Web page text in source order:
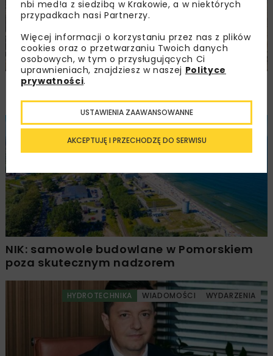
Trzuskawica wzmacnia pozycję na rynku
kruszyw poprzez połączenie z Tribag
BUDOWNICTWO WIADOMOŚCI WYDARZENIA
NIK: samowole budowlane w Pomorskiem
poza skutecznym nadzorem
HYDROTECHNIKA WIADOMOŚCI WYDARZENIA
nbi med!a z siedzibą w Krakowie, a w niektórych
przypadkach nasi Partnerzy.
Więcej informacji o korzystaniu przez nas z plików
cookies oraz o przetwarzaniu Twoich danych
osobowych, w tym o przysługujących Ci
uprawnieniach, znajdziesz w naszej Polityce
prywatności.
AKCEPTUJĘ I PRZECHODZĘ DO SERWISU
USTAWIENIA ZAAWANSOWANNE